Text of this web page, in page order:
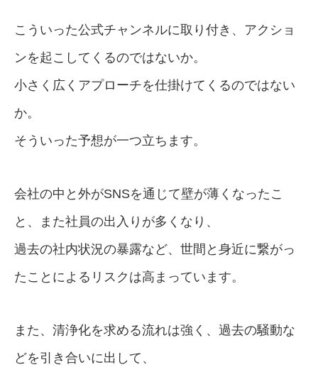
こういった公式チャンネルに取り付き、アクショ
ンを起こしてくるのではないか。
小さく広くアプローチを仕掛けてくるのではない
か。
そういった予想が一つ立ちます。
会社の中と外がSNSを通じて壁が薄くなったこ
と、また社員の出入りが多くなり、
過去の社内状況の暴露など、世間と身近に繋がっ
たことによるリスクは高まっています。
また、清浄化を求める流れは強く、過去の騒動な
どを引き合いに出して、